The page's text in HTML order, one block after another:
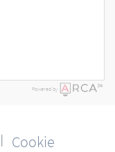
Powered by
Cookie